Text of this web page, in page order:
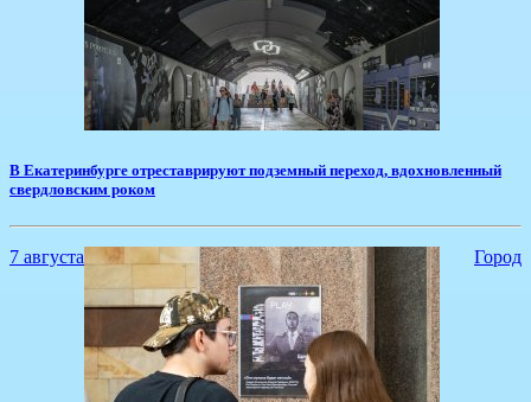
​В Екатеринбурге отреставрируют подземный переход, вдохновленный
свердловским роком
7 августа Город